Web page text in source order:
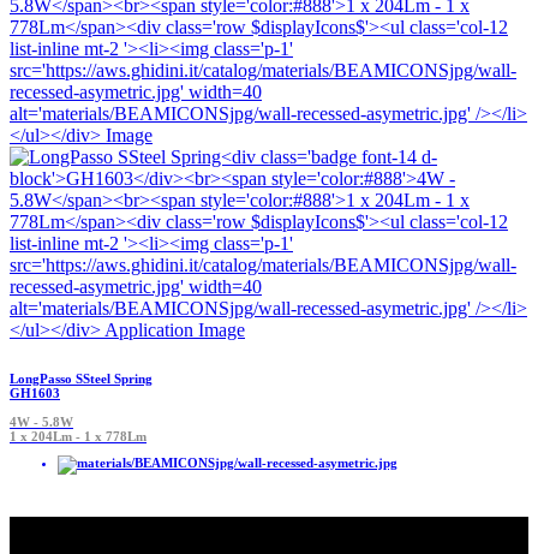
LongPasso SSteel Spring
GH1603
4W - 5.8W
1 x 204Lm - 1 x 778Lm